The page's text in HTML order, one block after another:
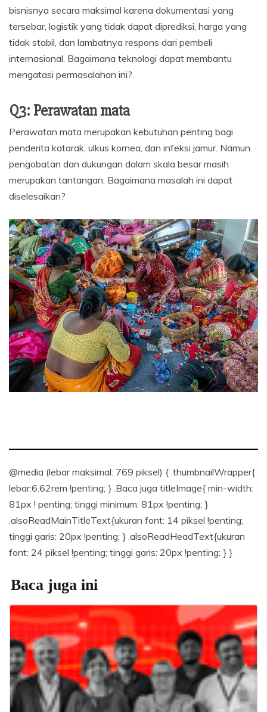
bisnisnya secara maksimal karena dokumentasi yang
tersebar, logistik yang tidak dapat diprediksi, harga yang
tidak stabil, dan lambatnya respons dari pembeli
internasional. Bagaimana teknologi dapat membantu
mengatasi permasalahan ini?
Q3: Perawatan mata
Perawatan mata merupakan kebutuhan penting bagi
penderita katarak, ulkus kornea, dan infeksi jamur. Namun
pengobatan dan dukungan dalam skala besar masih
merupakan tantangan. Bagaimana masalah ini dapat
diselesaikan?
@media (lebar maksimal: 769 piksel) { .thumbnailWrapper{
lebar:6.62rem !penting; } .Baca juga titleImage{ min-width:
81px ! penting; tinggi minimum: 81px !penting; }
.alsoReadMainTitleText{ukuran font: 14 piksel !penting;
tinggi garis: 20px !penting; } .alsoReadHeadText{ukuran
font: 24 piksel !penting; tinggi garis: 20px !penting; } }
Baca juga ini